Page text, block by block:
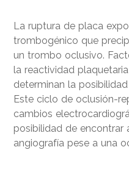
La ruptura de placa
trombogénico que
un trombo oclusivo.
la reactividad
determinan la
Este ciclo de oclusión-
cambios
posibilidad de encontrar
angiografía pese a una